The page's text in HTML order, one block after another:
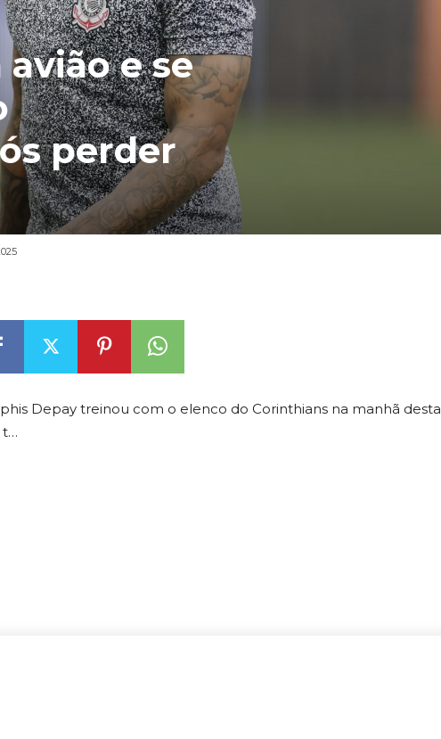
e se
perder
Depay treinou com o elenco do Corinthians na manhã desta
t…